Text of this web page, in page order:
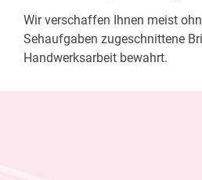
Wir verschaffen Ihnen meist
Sehaufgaben zugeschnittene
Handwerksarbeit bewahrt.